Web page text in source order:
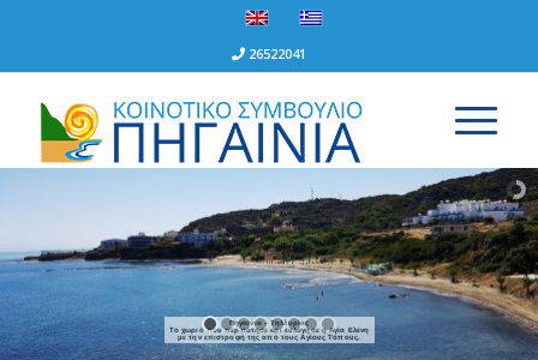
26522041
Πηγαίνια – Τηλλυρίας
Το χωριό που περπάτησε και ευλόγησε η Αγία Ελένη
με την επιστροφή της από τους Αγίους Τόπους.